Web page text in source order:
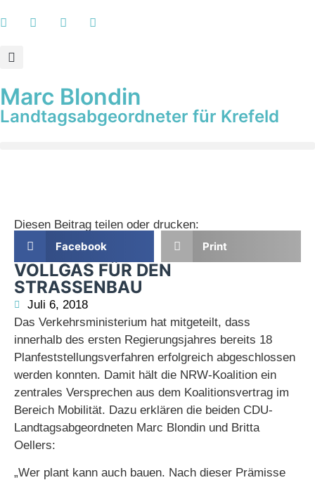
Marc Blondin
Landtagsabgeordneter für Krefeld
VOLLGAS FÜR DEN
STRASSENBAU
Juli 6, 2018
Das Verkehrsministerium hat mitgeteilt, dass
innerhalb des ersten Regierungsjahres bereits 18
Planfeststellungsverfahren erfolgreich abgeschlossen
werden konnten. Damit hält die NRW-Koalition ein
zentrales Versprechen aus dem Koalitionsvertrag im
Bereich Mobilität. Dazu erklären die beiden CDU-
Landtagsabgeordneten Marc Blondin und Britta
Oellers:
„Wer plant kann auch bauen. Nach dieser Prämisse
Diesen Beitrag teilen oder drucken:
Facebook
Print